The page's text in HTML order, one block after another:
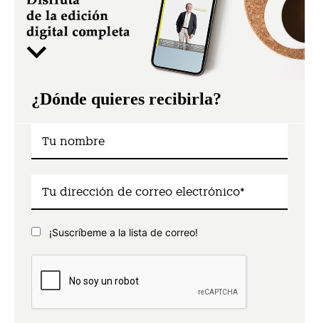
¿Dónde quieres recibirla?
¡Suscríbeme a la lista de correo!